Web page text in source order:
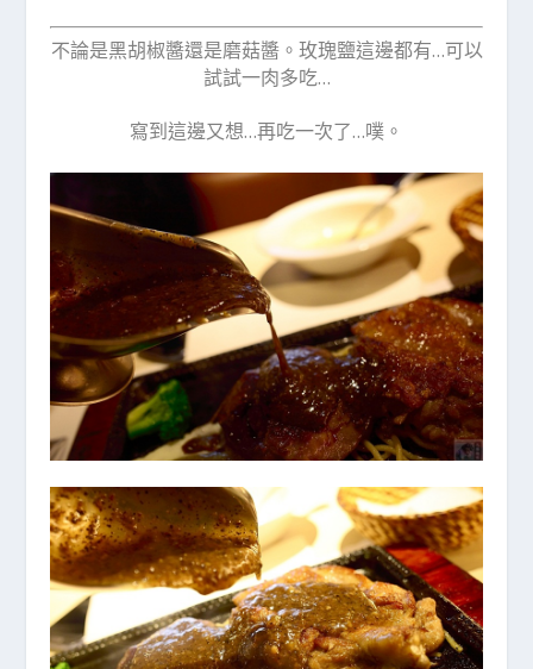
不論是黑胡椒醬還是磨菇醬。玫瑰鹽這邊都有…可以
試試一肉多吃…
寫到這邊又想…再吃一次了…噗。